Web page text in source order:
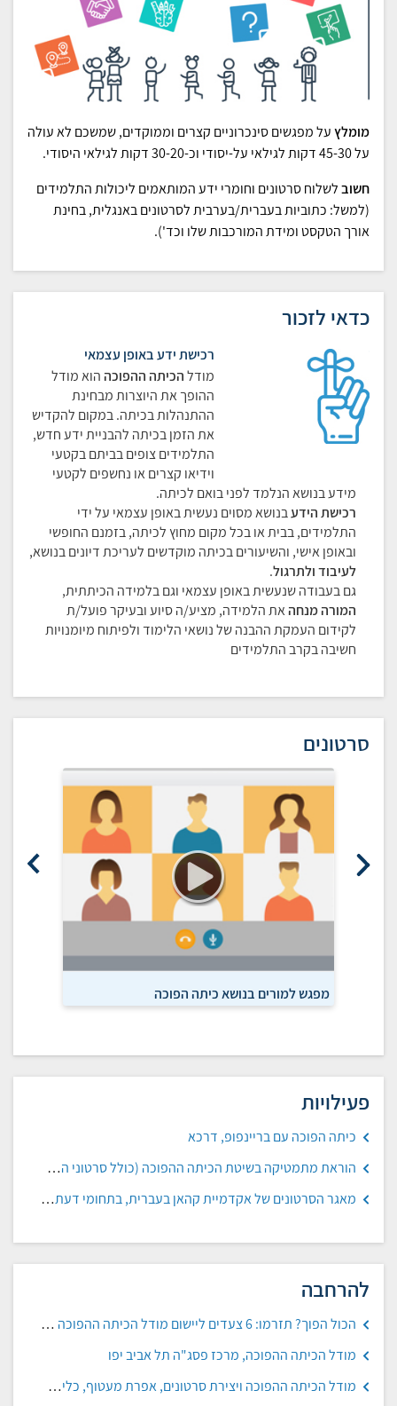
מומלץעל מפגשים סינכרוניים קצרים וממוקדים, שמשכם לא עולה
על 45-30 דקות לגילאי על-יסודי וכ-30-20 דקות לגילאי היסודי.
חשובלשלוח סרטונים וחומרי ידע המותאמים ליכולות התלמידים
(למשל: כתוביות בעברית/בערבית לסרטונים באנגלית, בחינת
אורך הטקסט ומידת המורכבות שלו וכד').
כדאי לזכור
רכישת ידע באופן עצמאי
מודלהכיתהההפוכההוא מודל
ההופך את היוצרות מבחינת
ההתנהלות בכיתה. במקום להקדיש
את הזמן בכיתה להבניית ידע חדש,
התלמידים צופים בביתם בקטעי
וידיאו קצרים או נחשפים לקטעי
מידע בנושא הנלמד לפני בואם לכיתה.
רכישת הידעבנושא מסוים נעשית באופן עצמאי על ידי
התלמידים, בבית או בכל מקום מחוץ לכיתה, בזמנם החופשי
ובאופן אישי, והשיעורים בכיתה מוקדשים לעריכת דיונים בנושא,
לעיבוד ולתרגול.
גם בעבודה שנעשית באופן עצמאי וגם בלמידה הכיתתית,
המורה מנחהאת הלמידה, מציע/ה סיוע ובעיקר פועל/ת
לקידום העמקת ההבנה של נושאי הלימוד ולפיתוח מיומנויות
חשיבה בקרב התלמידים
סרטונים
מפגש למורים בנושא כיתה הפוכה
פעילויות
כיתה הפוכה עם בריינפופ, דרכא
הוראת מתמטיקה בשיטת הכיתה ההפוכה (כולל סרטוני הדגמה), תיכונט ת"א
מאגר הסרטונים של אקדמיית קהאן בעברית, בתחומי דעת שונים
להרחבה
הכול הפוך? תזרמו: 6 צעדים ליישום מודל הכיתה ההפוכה בהוראה מרחוק, אדוה גבאי-עפר, הגיע זמן חינוך
מודל הכיתה ההפוכה, מרכז פסג"ה תל אביב יפו
מודל הכיתה ההפוכה ויצירת סרטונים, אפרת מעטוף, כלים קטנים גדולים